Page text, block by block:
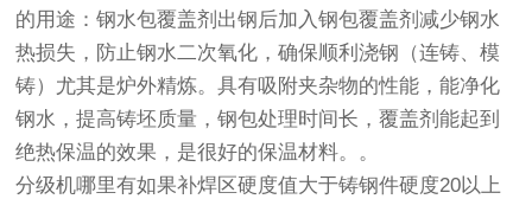
的用途：钢水包覆盖剂出钢后加入钢包覆盖剂减少钢水
热损失，防止钢水二次氧化，确保顺利浇钢（连铸、模
铸）尤其是炉外精炼。具有吸附夹杂物的性能，能净化
钢水，提高铸坯质量，钢包处理时间长，覆盖剂能起到
绝热保温的效果，是很好的保温材料。。
分级机哪里有如果补焊区硬度值大于铸钢件硬度20以上